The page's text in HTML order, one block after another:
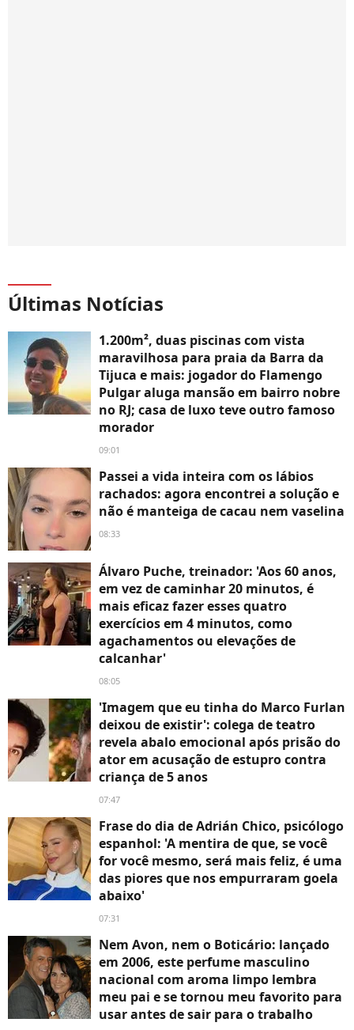
Últimas Notícias
1.200m², duas piscinas com vista
maravilhosa para praia da Barra da
Tijuca e mais: jogador do Flamengo
Pulgar aluga mansão em bairro nobre
no RJ; casa de luxo teve outro famoso
morador
09:01
Passei a vida inteira com os lábios
rachados: agora encontrei a solução e
não é manteiga de cacau nem vaselina
08:33
Álvaro Puche, treinador: 'Aos 60 anos,
em vez de caminhar 20 minutos, é
mais eficaz fazer esses quatro
exercícios em 4 minutos, como
agachamentos ou elevações de
calcanhar'
08:05
'Imagem que eu tinha do Marco Furlan
deixou de existir': colega de teatro
revela abalo emocional após prisão do
ator em acusação de estupro contra
criança de 5 anos
07:47
Frase do dia de Adrián Chico, psicólogo
espanhol: 'A mentira de que, se você
for você mesmo, será mais feliz, é uma
das piores que nos empurraram goela
abaixo'
07:31
Nem Avon, nem o Boticário: lançado
em 2006, este perfume masculino
nacional com aroma limpo lembra
meu pai e se tornou meu favorito para
usar antes de sair para o trabalho